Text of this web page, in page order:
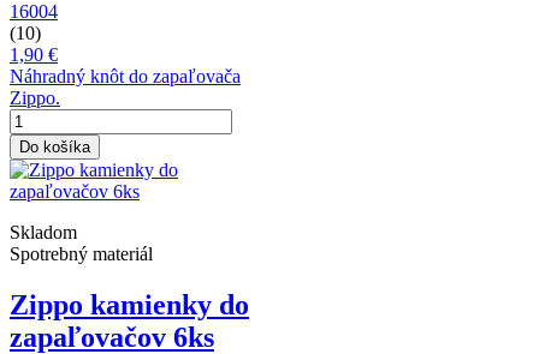
16004
(10)
1,90 €
Náhradný knôt do zapaľovača
Zippo.
Do košíka
Skladom
Spotrebný materiál
Zippo kamienky do
zapaľovačov 6ks